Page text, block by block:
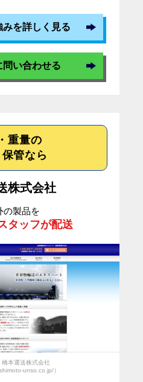
を詳しく見る
問い合わせる
重量の
管なら
株式会社
の製品を
タッフが配送
橋本運送株式会社
unso.co.jp/）